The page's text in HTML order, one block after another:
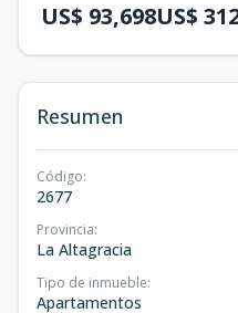
US$ 93,698US$
Resumen
Código:
2677
Provincia:
La Altagracia
Tipo de inmueble:
Apartamentos